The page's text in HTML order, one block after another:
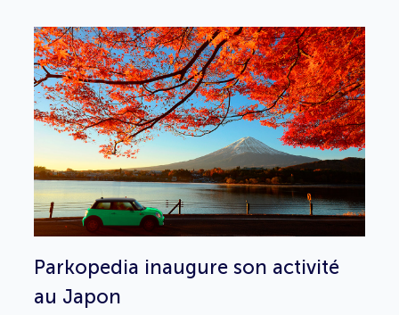
Parkopedia inaugure son activité
au Japon